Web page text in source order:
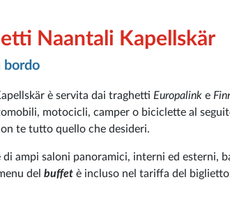
Naantali Kapellskär
bordo
è servita dai traghetti Europalink e
motocicli, camper o biciclette al
te tutto quello che desideri.
di ampi saloni panoramici, interni ed esterni,
del buffet è incluso nel tariffa del